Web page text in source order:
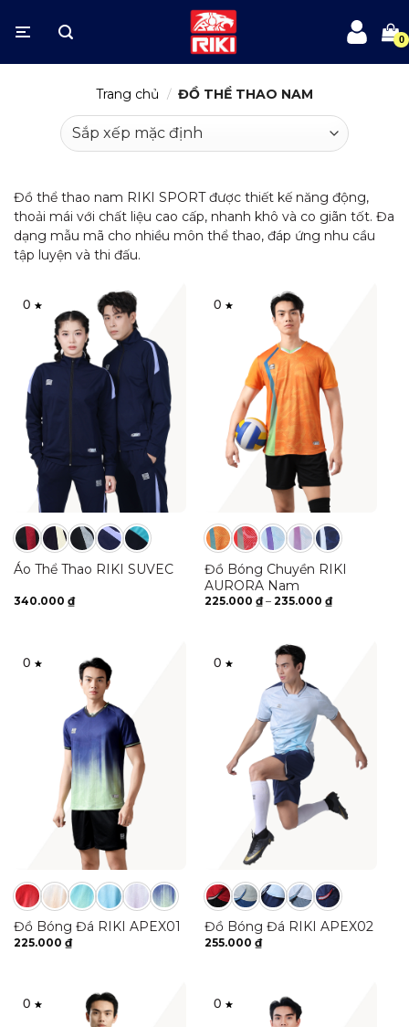
qua
dung
Trang chủ / ĐỒ THỂ THAO NAM
Đồ thể thao nam RIKI SPORT được thiết kế năng động,
thoải mái với chất liệu cao cấp, nhanh khô và co giãn tốt. Đa
dạng mẫu mã cho nhiều môn thể thao, đáp ứng nhu cầu
tập luyện và thi đấu.
0
Áo Thể Thao RIKI SUVEC
340.000 ₫
0
Đồ Bóng Chuyền RIKI
AURORA Nam
225.000 ₫ – 235.000 ₫Khoảng
giá:
0
Đồ Bóng Đá RIKI APEX01
225.000 ₫
0
Đồ Bóng Đá RIKI APEX02
255.000 ₫
0 0